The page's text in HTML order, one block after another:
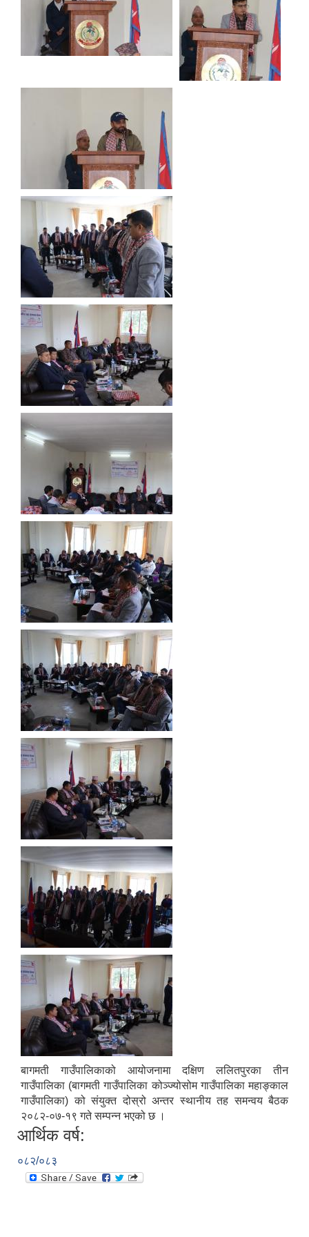
बागमती गाउँपालिकाको आयोजनामा दक्षिण ललितपुरका तीन
गाउँपालिका (बागमती गाउँपालिका कोञ्ज्योसोम गाउँपालिका महाङ्काल
गाउँपालिका) को संयुक्त दोस्रो अन्तर स्थानीय तह समन्वय बैठक
२०८२-०७-१९ गते सम्पन्न भएको छ ।
आर्थिक वर्ष:
०८२/०८३